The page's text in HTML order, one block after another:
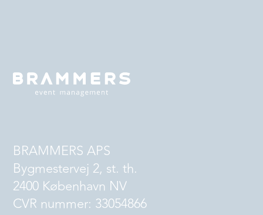
BRAMMERS APS
Bygmestervej 2, st. th.
2400 København NV
CVR nummer: 33054866